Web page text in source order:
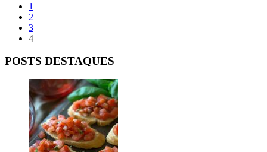
1
2
3
4
POSTS DESTAQUES